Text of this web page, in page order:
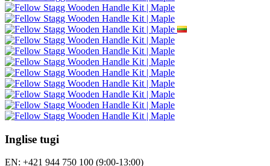
Inglise tugi
EN: +421 944 750 100 (9:00-13:00)